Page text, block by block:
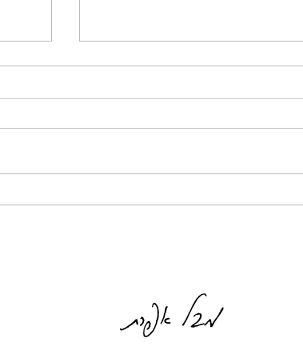
פער בחשק המיני בין בני זוג: למה
אחד הנושאים השכיחים ביותר בחדר
חשק או פחות פניות רגשית לכך. עם הזמן,
גם